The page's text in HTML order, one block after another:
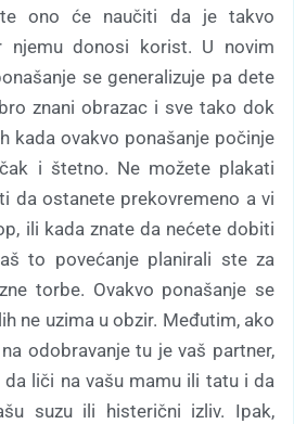
ono će naučiti da je takvo
njemu donosi korist. U novim
se generalizuje pa dete
znani obrazac i sve tako dok
kada ovakvo ponašanje počinje
i štetno. Ne možete plakati
da ostanete prekovremeno a vi
ili kada znate da nećete dobiti
to povećanje planirali ste za
torbe. Ovakvo ponašanje se
ne uzima u obzir. Međutim, ako
odobravanje tu je vaš partner,
liči na vašu mamu ili tatu i da
suzu ili histerični izliv. Ipak,